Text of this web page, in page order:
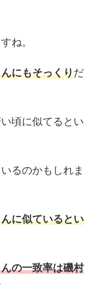
ね。
にもそっくりだ
頃に似てるとい
るのかもしれま
に似ているとい
の一致率は磯村